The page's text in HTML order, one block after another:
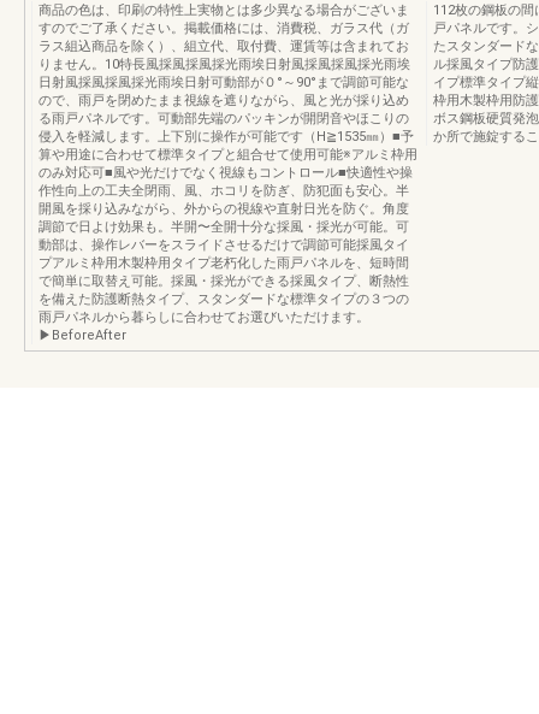
商品の色は、印刷の特性上実物とは多少異なる場合がございま
すのでご了承ください。掲載価格には、消費税、ガラス代（ガ
ラス組込商品を除く）、組立代、取付費、運賃等は含まれてお
りません。10特長風採風採風採光雨埃日射風採風採風採光雨埃
日射風採風採風採光雨埃日射可動部が０°～90°まで調節可能な
ので、雨戸を閉めたまま視線を遮りながら、風と光が採り込め
る雨戸パネルです。可動部先端のパッキンが開閉音やほこりの
侵入を軽減します。上下別に操作が可能です（H≧1535㎜）■予
算や用途に合わせて標準タイプと組合せて使用可能※アルミ枠用
のみ対応可■風や光だけでなく視線もコントロール■快適性や操
作性向上の工夫全閉雨、風、ホコリを防ぎ、防犯面も安心。半
開風を採り込みながら、外からの視線や直射日光を防ぐ。角度
調節で日よけ効果も。半開〜全開十分な採風・採光が可能。可
動部は、操作レバーをスライドさせるだけで調節可能採風タイ
プアルミ枠用木製枠用タイプ老朽化した雨戸パネルを、短時間
で簡単に取替え可能。採風・採光ができる採風タイプ、断熱性
を備えた防護断熱タイプ、スタンダードな標準タイプの３つの
雨戸パネルから暮らしに合わせてお選びいただけます。
▶BeforeAfter
112枚の鋼板の
戸パネルです。
たスタンダード
ル採風タイプ防
イプ標準タイプ
枠用木製枠用防
ボス鋼板硬質発
か所で施錠する